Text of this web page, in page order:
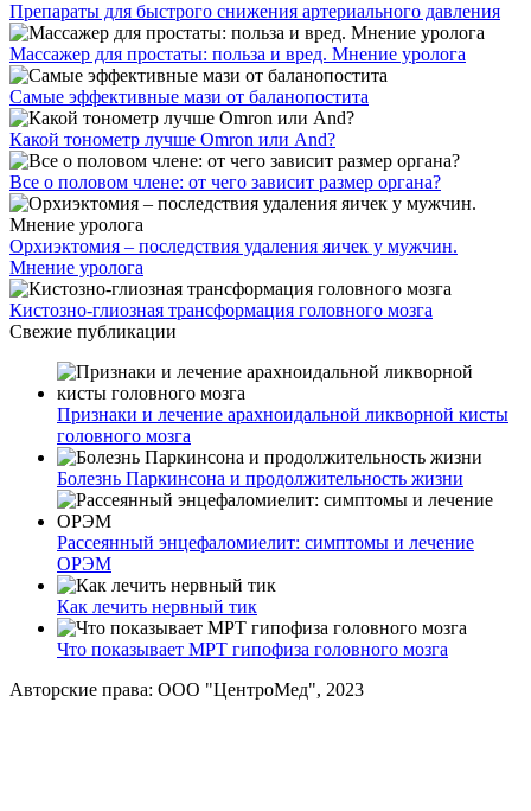
Препараты для быстрого снижения артериального давления
Массажер для простаты: польза и вред. Мнение уролога
Самые эффективные мази от баланопостита
Какой тонометр лучше Omron или And?
Все о половом члене: от чего зависит размер органа?
Орхиэктомия – последствия удаления яичек у мужчин.
Мнение уролога
Кистозно-глиозная трансформация головного мозга
Свежие публикации
Признаки и лечение арахноидальной ликворной кисты
головного мозга
Болезнь Паркинсона и продолжительность жизни
Рассеянный энцефаломиелит: симптомы и лечение
ОРЭМ
Как лечить нервный тик
Что показывает МРТ гипофиза головного мозга
Авторские права: ООО "ЦентроМед", 2023